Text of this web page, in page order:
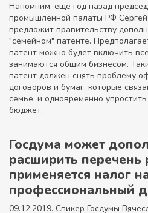
Напомним, еще год назад
промышленной палаты РФ
предложит правительству
"семейном" патенте.
патент можно будет включить
занимаются общим бизнесом.
патент должен снять проблему
договоров и бумаг, которые
семье, и одновременно
бюджет.
Госдума может
расширить перечень
применяется налог
профессиональный
09.12.2019. Спикер Госдумы